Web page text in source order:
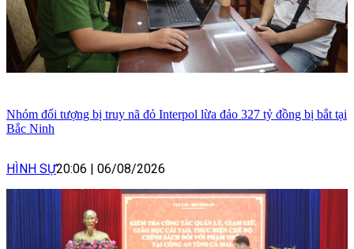
Nhóm đối tượng bị truy nã đỏ Interpol lừa đảo 327 tỷ đồng bị bắt tại
Bắc Ninh
HÌNH SỰ20:06 06/08/2026